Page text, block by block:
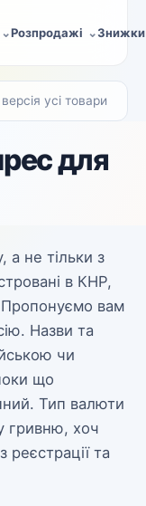
Розпродажі Знижки
усі товари
для
а не тільки з
в КНР,
Пропонуємо вам
Назви та
чи
що
Тип валюти
гривню, хоч
та